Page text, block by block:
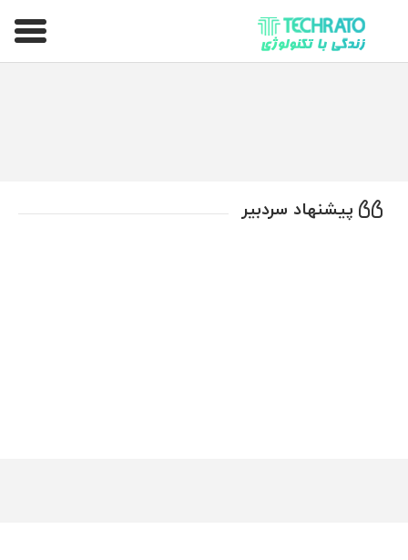
تکراتو – زندگی با تکنولوژی
پیشنهاد سردبیر